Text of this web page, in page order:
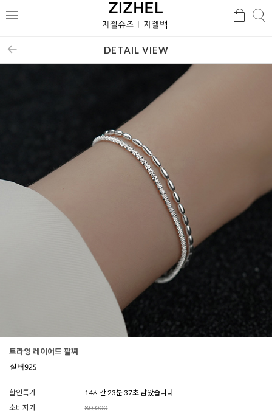
메
검
DETAIL VIEW
트라잉 레이어드 팔찌
할인특가
14시간 23분 35초 남았습니다
소비자가
80,000